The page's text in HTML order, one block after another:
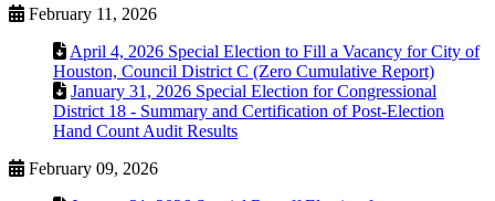
February 11, 2026
April 4, 2026 Special Election to Fill a Vacancy for City of
Houston, Council District C (Zero Cumulative Report)
January 31, 2026 Special Election for Congressional
District 18 - Summary and Certification of Post-Election
Hand Count Audit Results
February 09, 2026